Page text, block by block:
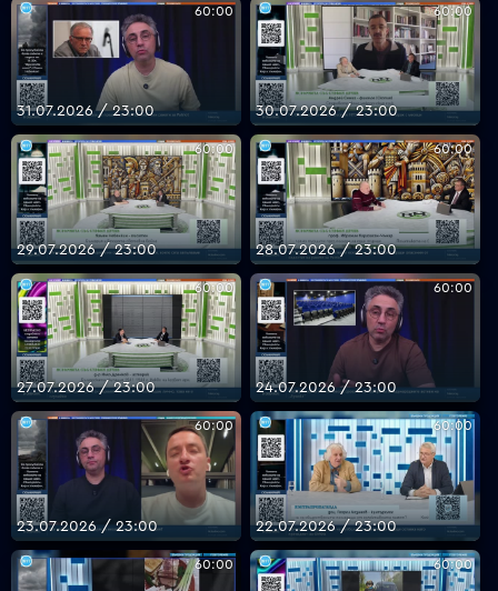
60:00
31.07.2026 / 23:00
60:00
30.07.2026 / 23:00
60:00
29.07.2026 / 23:00
60:00
28.07.2026 / 23:00
60:00
27.07.2026 / 23:00
60:00
24.07.2026 / 23:00
60:00
23.07.2026 / 23:00
60:00
22.07.2026 / 23:00
60:00 60:00